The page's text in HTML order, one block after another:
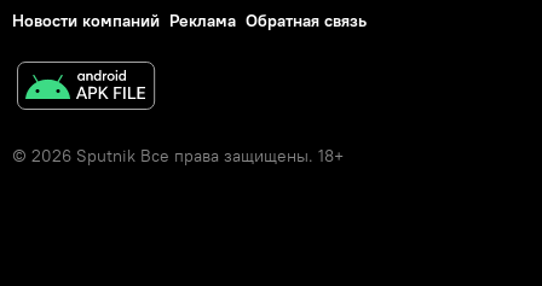
Новости компаний Реклама Обратная связь
© 2026 Sputnik Все права защищены. 18+